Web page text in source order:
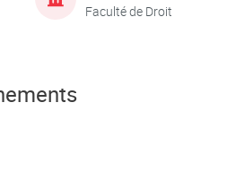
Faculté de Droit